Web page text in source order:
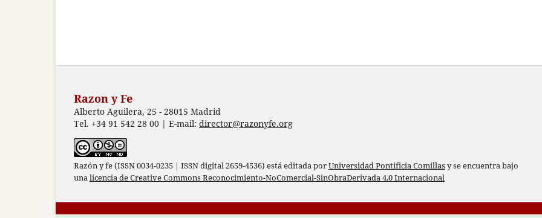
Razon y Fe
Alberto Aguilera, 25 - 28015 Madrid
Tel. +34 91 542 28 00 | E-mail: director@razonyfe.org
Razón y fe (ISSN 0034-0235 | ISSN digital 2659-4536) está editada porUniversidad Pontificia Comillasy se encuentra bajo
unalicencia de Creative Commons Reconocimiento-NoComercial-SinObraDerivada 4.0 Internacional